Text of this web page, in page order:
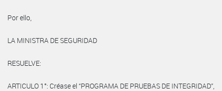
Por ello,
LA MINISTRA DE SEGURIDAD
RESUELVE:
ARTICULO 1°: Créase el “PROGRAMA DE PRUEBAS DE INTEGRIDAD”,